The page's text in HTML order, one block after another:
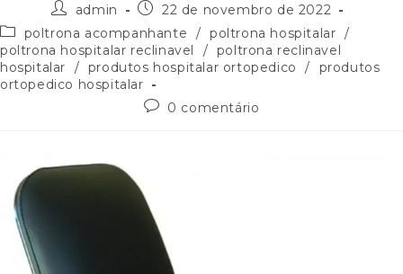
admin
22 de novembro de 2022
poltrona acompanhante
/ poltrona hospitalar /
poltrona hospitalar reclinavel
/ poltrona reclinavel
hospitalar
/ produtos hospitalar ortopedico /
produtos
ortopedico hospitalar
0 comentário